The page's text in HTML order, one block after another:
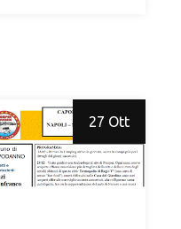
27 Ott